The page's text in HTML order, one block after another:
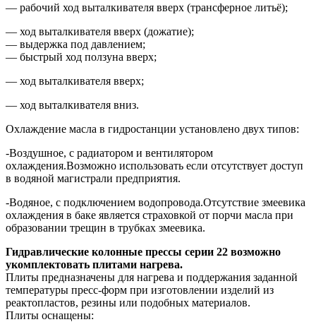
— рабочий ход выталкивателя вверх (трансферное литьё);
— ход выталкивателя вверх (дожатие);
— выдержка под давлением;
— быстрый ход ползуна вверх;
— ход выталкивателя вверх;
— ход выталкивателя вниз.
Охлаждение масла в гидростанции установлено двух типов:
-Воздушное, с радиатором и вентилятором
охлаждения.Возможно использовать если отсутствует доступ
в водяной магистрали предприятия.
-Водяное, с подключением водопровода.Отсутствие змеевика
охлаждения в баке является страховкой от порчи масла при
образовании трещин в трубках змеевика.
Гидравлические колонные прессы серии 22 возможно
укомплектовать плитами нагрева.
Плиты предназначены для нагрева и поддержания заданной
температуры пресс-форм при изготовлении изделий из
реактопластов, резины или подобных материалов.
Плиты оснащены: